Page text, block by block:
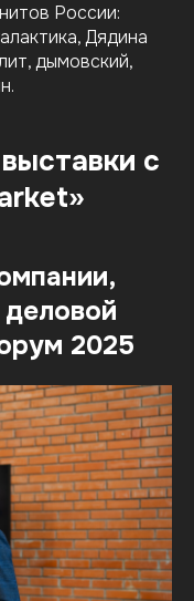
России:
Дядина
дымовский,
с
2025